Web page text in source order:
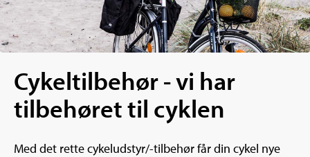
Cykeltilbehør - vi har
tilbehøret til cyklen
Med det rette cykeludstyr/-tilbehør får din cykel nye